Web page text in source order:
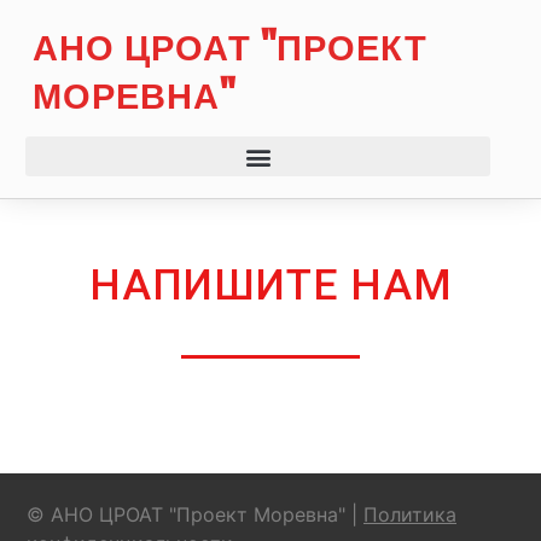
АНО ЦРОАТ "ПРОЕКТ
МОРЕВНА"
НАПИШИТЕ НАМ
© АНО ЦРОАТ "Проект Моревна" | Политика